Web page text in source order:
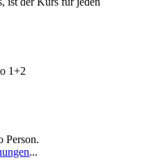
1+2
Person.
...